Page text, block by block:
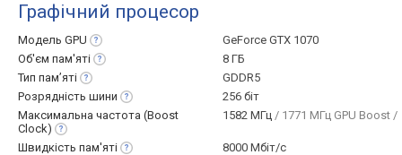
Графічний процесор
Модель GPU
GeForce GTX 1070
Об'єм пам'яті
8 ГБ
Тип пам’яті
GDDR5
Розрядність шини
256 біт
Максимальна частота (Boost
Clock)
1582 МГц / 1771 МГц GPU Boost /
Швидкість пам'яті
8000 Мбіт/с